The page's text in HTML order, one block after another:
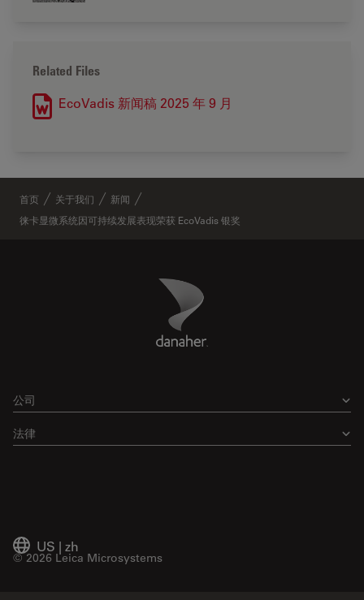
Related Files
EcoVadis 新闻稿 2025 年 9 月
首页 关于我们
新闻
徕卡显微系统因可持续发展表现荣获 EcoVadis 银奖
Danaher Logo
公司
法律
US | zh
© 2026 Leica Microsystems